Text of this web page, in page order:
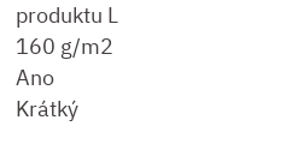
produktu L
160 g/m2
Ano
Krátký